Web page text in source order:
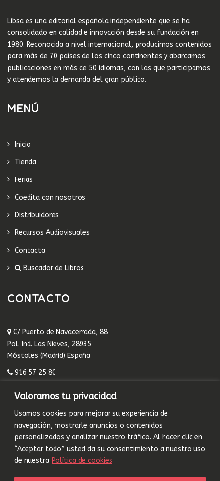
Valoramos tu privacidad
Usamos cookies para mejorar su experiencia de
navegación, mostrarle anuncios o contenidos
personalizados y analizar nuestro tráfico. Al hacer clic en
“Aceptar todo” usted da su consentimiento a nuestro uso
de nuestra Política de cookies
Libsa es una editorial española independiente que se ha
consolidado en calidad e innovación desde su fundación en
1980. Reconocida a nivel internacional, producimos contenidos
para más de 70 países de los cinco continentes y abarcamos
publicaciones en más de 50 idiomas, con las que participamos
y atendemos la demanda del gran público.
MENÚ
Inicio
Tienda
Ferias
Coedita con nosotros
Distribuidores
Recursos Audiovisuales
Contacta
Buscador de Libros
CONTACTO
C/ Puerto de Navacerrada, 88
Pol. Ind. Las Nieves, 28935
Móstoles (Madrid) España
916 57 25 80
libsa@libsa.es